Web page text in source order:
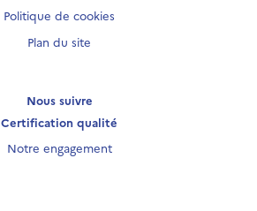
Politique de cookies
Plan du site
Nous suivre
Certification qualité
Notre engagement